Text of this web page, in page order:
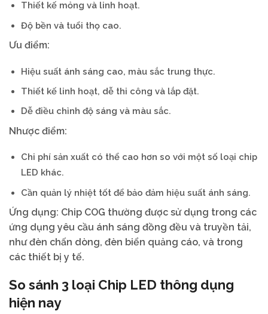
Thiết kế mỏng và linh hoạt.
Độ bền và tuổi thọ cao.
Ưu điểm:
Hiệu suất ánh sáng cao, màu sắc trung thực.
Thiết kế linh hoạt, dễ thi công và lắp đặt.
Dễ điều chỉnh độ sáng và màu sắc.
Nhược điểm:
Chi phí sản xuất có thể cao hơn so với một số loại chip
LED khác.
Cần quản lý nhiệt tốt để bảo đảm hiệu suất ánh sáng.
Ứng dụng: Chip COG thường được sử dụng trong các
ứng dụng yêu cầu ánh sáng đồng đều và truyền tải,
như đèn chấn dòng, đèn biển quảng cáo, và trong
các thiết bị y tế.
So sánh 3 loại Chip LED thông dụng
hiện nay